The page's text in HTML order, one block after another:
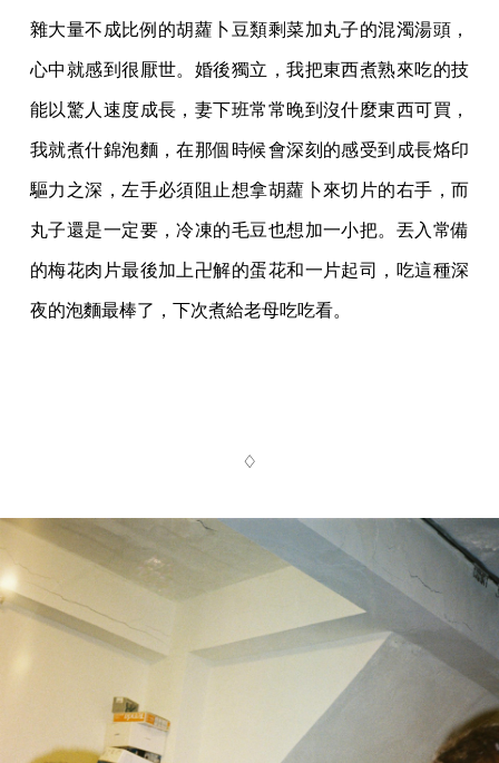
雜大量不成比例的胡蘿卜豆類剩菜加丸子的混濁湯頭，
心中就感到很厭世。婚後獨立，我把東西煮熟來吃的技
能以驚人速度成長，妻下班常常晚到沒什麼東西可買，
我就煮什錦泡麵，在那個時候會深刻的感受到成長烙印
驅力之深，左手必須阻止想拿胡蘿卜來切片的右手，而
丸子還是一定要，冷凍的毛豆也想加一小把。丟入常備
的梅花肉片最後加上卍解的蛋花和一片起司，吃這種深
夜的泡麵最棒了，下次煮給老母吃吃看。
♢